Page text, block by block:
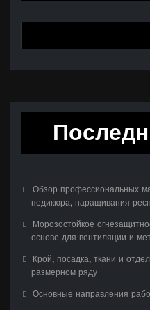
Обзор профессиональных
педикюра, наращивания
Морозостойкое
основе для вентиляции и
Крой, посадка, ткани и
размерном ряду
Основные направления